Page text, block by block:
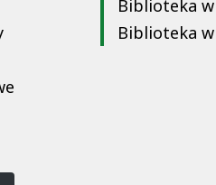
Biblioteka w
Biblioteka